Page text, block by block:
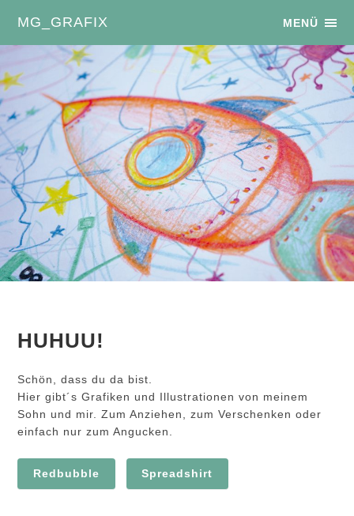
MG_GRAFIX MENÜ
HUHUU!
Schön, dass du da bist.
Hier gibt´s Grafiken und Illustrationen von meinem
Sohn und mir. Zum Anziehen, zum Verschenken oder
einfach nur zum Angucken.
Redbubble Spreadshirt